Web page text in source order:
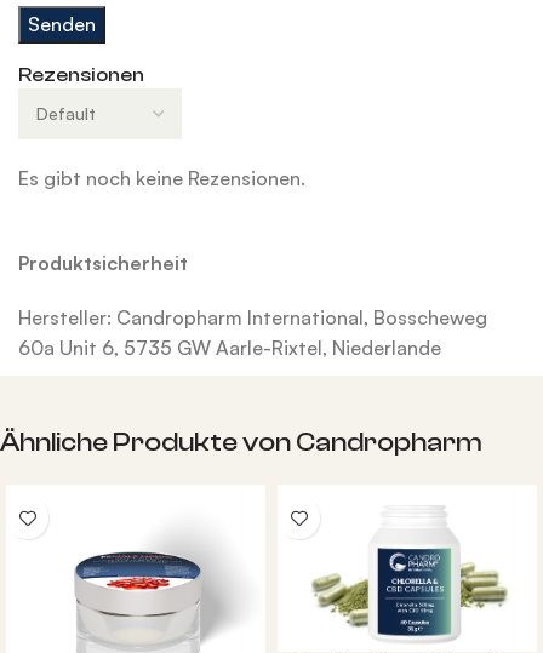
Rezensionen
Es gibt noch keine Rezensionen.
Produktsicherheit
Hersteller: Candropharm International, Bosscheweg
60a Unit 6, 5735 GW Aarle-Rixtel, Niederlande
Ähnliche Produkte von Candropharm